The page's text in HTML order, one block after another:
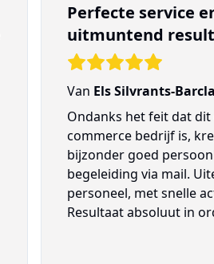
Perfecte service
uitmuntend
Van Els Silvrants-
Ondanks het feit dat dit
commerce bedrijf is,
bijzonder goed
begeleiding via mail.
personeel, met snelle
Resultaat absoluut in